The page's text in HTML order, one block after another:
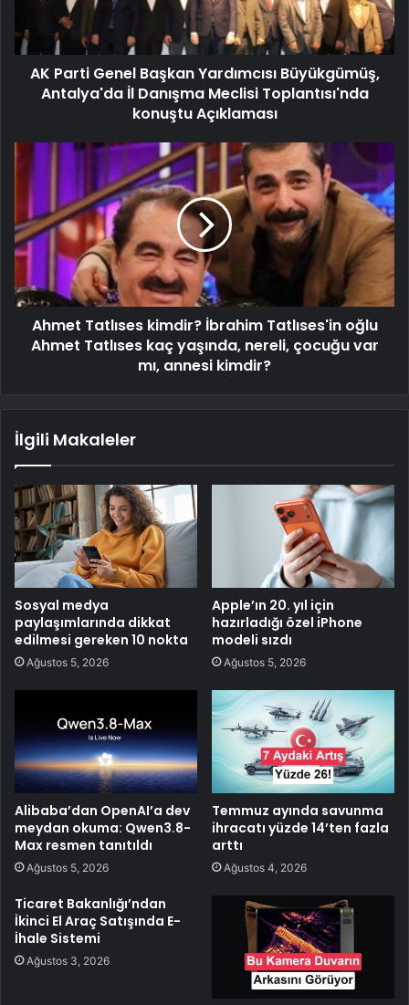
AK Parti Genel Başkan Yardımcısı Büyükgümüş,
Antalya'da İl Danışma Meclisi Toplantısı'nda
konuştu Açıklaması
Ahmet Tatlıses kimdir? İbrahim Tatlıses'in oğlu
Ahmet Tatlıses kaç yaşında, nereli, çocuğu var
mı, annesi kimdir?
İlgili Makaleler
Sosyal medya
paylaşımlarında dikkat
edilmesi gereken 10 nokta
Ağustos 5, 2026
Apple’ın 20. yıl için
hazırladığı özel iPhone
modeli sızdı
Ağustos 5, 2026
Alibaba’dan OpenAI’a dev
meydan okuma: Qwen3.8-
Max resmen tanıtıldı
Ağustos 5, 2026
Temmuz ayında savunma
ihracatı yüzde 14’ten fazla
arttı
Ağustos 4, 2026
Ticaret Bakanlığı’ndan
İkinci El Araç Satışında E-
İhale Sistemi
Ağustos 3, 2026